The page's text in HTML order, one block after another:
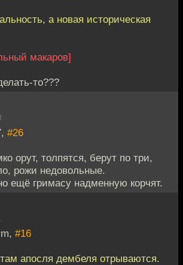
а новая историческая
макаров]
то???
#26
орут, толпятся, берут по три,
рожи недовольные.
ещё гримасу надменную корчят.
#16
апосля дембеля отрываются.